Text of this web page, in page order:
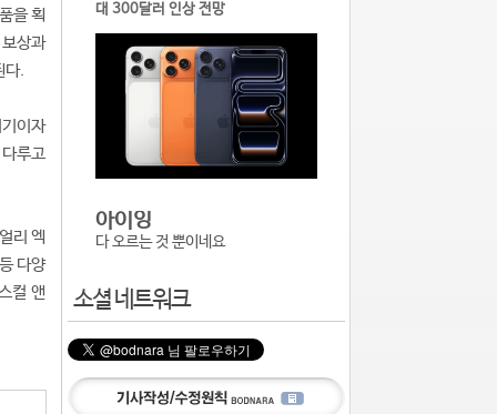
을 획
상과
다.
이자
루고
리 엑
다양
컬 앤
대 300달러 인상 전망
아이잉
다 오르는 것 뿐이네요
소셜 네트워크